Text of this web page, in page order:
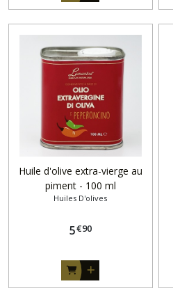
Huile d'olive extra-vierge au
piment - 100 ml
Huiles D'olives
5€90